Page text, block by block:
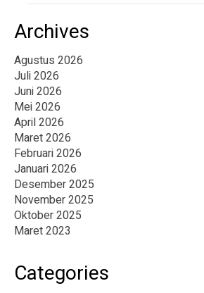
Archives
Agustus 2026
Juli 2026
Juni 2026
Mei 2026
April 2026
Maret 2026
Februari 2026
Januari 2026
Desember 2025
November 2025
Oktober 2025
Maret 2023
Categories